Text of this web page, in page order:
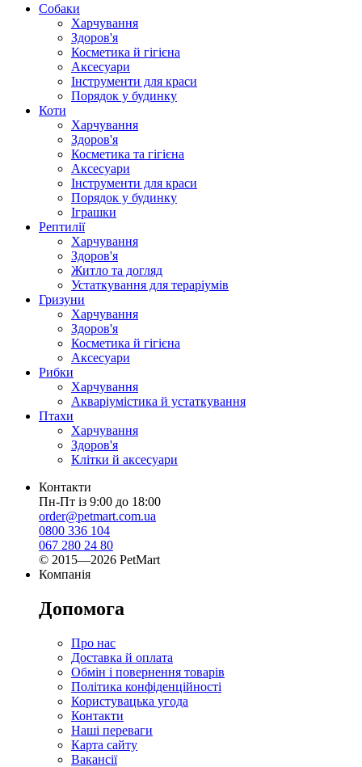
Собаки
Харчування
Здоров'я
Косметика й гігієна
Аксесуари
Інструменти для краси
Порядок у будинку
Коти
Харчування
Здоров'я
Косметика та гігієна
Аксесуари
Інструменти для краси
Порядок у будинку
Іграшки
Рептилії
Харчування
Здоров'я
Житло та догляд
Устаткування для тераріумів
Гризуни
Харчування
Здоров'я
Косметика й гігієна
Аксесуари
Рибки
Харчування
Акваріумістика й устаткування
Птахи
Харчування
Здоров'я
Клітки й аксесуари
Контакти
Пн-Пт із 9:00 до 18:00
order@petmart.com.ua
0800 336 104
067 280 24 80
© 2015—2026 PetMart
Компанія
Допомога
Про нас
Доставка й оплата
Обмін і повернення товарів
Політика конфіденційності
Користувацька угода
Контакти
Наші переваги
Карта сайту
Вакансії